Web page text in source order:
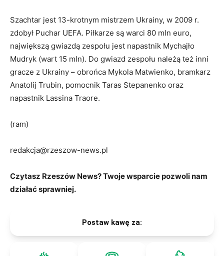
Szachtar jest 13-krotnym mistrzem Ukrainy, w 2009 r.
zdobył Puchar UEFA. Piłkarze są warci 80 mln euro,
największą gwiazdą zespołu jest napastnik Mychajło
Mudryk (wart 15 mln). Do gwiazd zespołu należą też inni
gracze z Ukrainy – obrońca Mykola Matwienko, bramkarz
Anatolij Trubin, pomocnik Taras Stepanenko oraz
napastnik Lassina Traore.
(ram)
redakcja@rzeszow-news.pl
Czytasz Rzeszów News? Twoje wsparcie pozwoli nam
działać sprawniej.
Postaw kawę za: